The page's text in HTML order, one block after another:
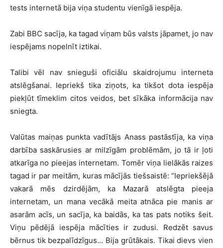
tests internetā bija viņa studentu vienīgā iespēja.
Zabi BBC sacīja, ka tagad viņam būs valsts jāpamet, jo nav
iespējams nopelnīt iztikai.
Talibi vēl nav snieguši oficiālu skaidrojumu interneta
atslēgšanai. Iepriekš tika ziņots, ka tikšot dota iespēja
piekļūt tīmeklim citos veidos, bet sīkāka informācija nav
sniegta.
Valūtas maiņas punkta vadītājs Anass pastāstīja, ka viņa
darbība saskārusies ar milzīgām problēmām, jo tā ir ļoti
atkarīga no pieejas internetam. Tomēr viņa lielākās raizes
tagad ir par meitām, kuras mācījās tiešsaistē: “Iepriekšējā
vakarā mēs dzirdējām, ka Mazarā atslēgta pieeja
internetam, un mana vecākā meita atnāca pie manis ar
asarām acīs, un sacīja, ka baidās, ka tas pats notiks šeit.
Viņu pēdējā iespēja mācīties ir zudusi. Redzēt savus
bērnus tik bezpalīdzīgus… Bija grūtākais. Tikai dievs vien